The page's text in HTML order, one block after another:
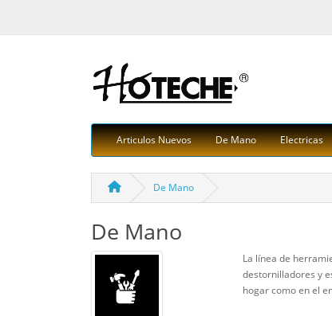
Articulos Nuevos De Mano Electricas
De Mano
De Mano
La línea de
destornilladores y
hogar como en el